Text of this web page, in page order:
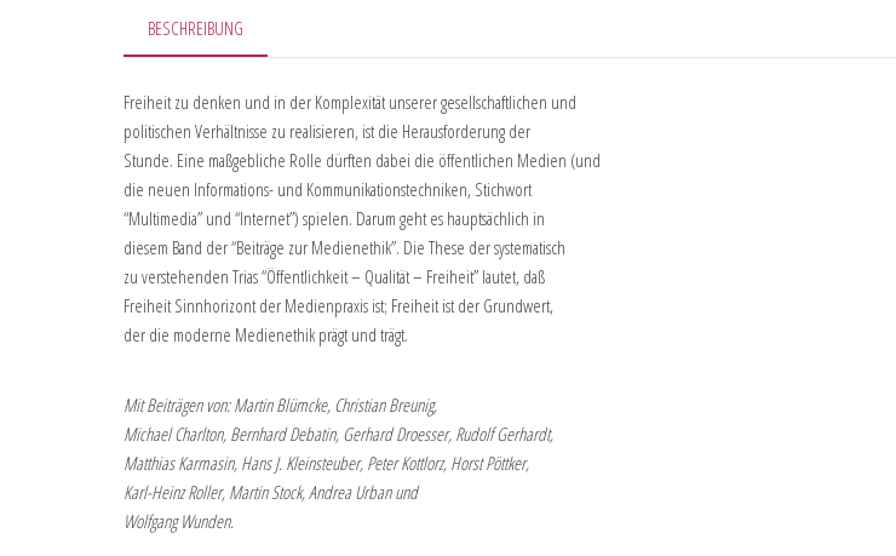
BESCHREIBUNG
Freiheit zu denken und in der Komplexität unserer gesellschaftlichen und
politischen Verhältnisse zu realisieren, ist die Herausforderung der
Stunde. Eine maßgebliche Rolle dürften dabei die öffentlichen Medien (und
die neuen Informations- und Kommunikationstechniken, Stichwort
“Multimedia” und “Internet”) spielen. Darum geht es hauptsächlich in
diesem Band der “Beiträge zur Medienethik”. Die These der systematisch
zu verstehenden Trias “Öffentlichkeit – Qualität – Freiheit” lautet, daß
Freiheit Sinnhorizont der Medienpraxis ist; Freiheit ist der Grundwert,
der die moderne Medienethik prägt und trägt.
Mit Beiträgen von: Martin Blümcke, Christian Breunig,
Michael Charlton, Bernhard Debatin, Gerhard Droesser, Rudolf Gerhardt,
Matthias Karmasin, Hans J. Kleinsteuber, Peter Kottlorz, Horst Pöttker,
Karl-Heinz Roller, Martin Stock, Andrea Urban und
Wolfgang Wunden.